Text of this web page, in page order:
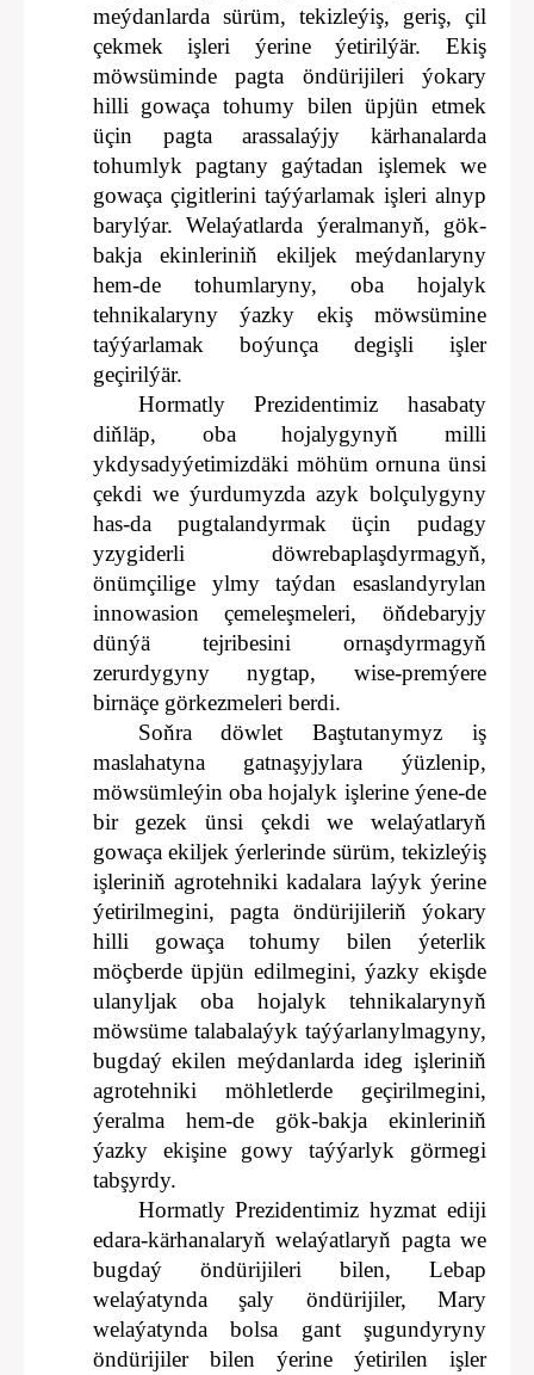
meýdanlarda sürüm, tekizleýiş, geriş, çil
çekmek işleri ýerine ýetirilýär. Ekiş
möwsüminde pagta öndürijileri ýokary
hilli gowaça tohumy bilen üpjün etmek
üçin pagta arassalaýjy kärhanalarda
tohumlyk pagtany gaýtadan işlemek we
gowaça çigitlerini taýýarlamak işleri alnyp
barylýar. Welaýatlarda ýeralmanyň, gök-
bakja ekinleriniň ekiljek meýdanlaryny
hem-de tohumlaryny, oba hojalyk
tehnikalaryny ýazky ekiş möwsümine
taýýarlamak boýunça degişli işler
geçirilýär.
Hormatly Prezidentimiz hasabaty
diňläp, oba hojalygynyň milli
ykdysadyýetimizdäki möhüm ornuna ünsi
çekdi we ýurdumyzda azyk bolçulygyny
has-da pugtalandyrmak üçin pudagy
yzygiderli döwrebaplaşdyrmagyň,
önümçilige ylmy taýdan esaslandyrylan
innowasion çemeleşmeleri, öňdebaryjy
dünýä tejribesini ornaşdyrmagyň
zerurdygyny nygtap, wise-premýere
birnäçe görkezmeleri berdi.
Soňra döwlet Baştutanymyz iş
maslahatyna gatnaşyjylara ýüzlenip,
möwsümleýin oba hojalyk işlerine ýene-de
bir gezek ünsi çekdi we welaýatlaryň
gowaça ekiljek ýerlerinde sürüm, tekizleýiş
işleriniň agrotehniki kadalara laýyk ýerine
ýetirilmegini, pagta öndürijileriň ýokary
hilli gowaça tohumy bilen ýeterlik
möçberde üpjün edilmegini, ýazky ekişde
ulanyljak oba hojalyk tehnikalarynyň
möwsüme talabalaýyk taýýarlanylmagyny,
bugdaý ekilen meýdanlarda ideg işleriniň
agrotehniki möhletlerde geçirilmegini,
ýeralma hem-de gök-bakja ekinleriniň
ýazky ekişine gowy taýýarlyk görmegi
tabşyrdy.
Hormatly Prezidentimiz hyzmat ediji
edara-kärhanalaryň welaýatlaryň pagta we
bugdaý öndürijileri bilen, Lebap
welaýatynda şaly öndürijiler, Mary
welaýatynda bolsa gant şugundyryny
öndürijiler bilen ýerine ýetirilen işler